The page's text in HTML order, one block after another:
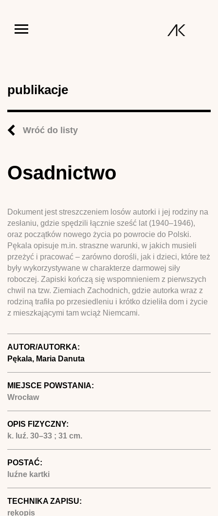
publikacje
Wróć do listy
Osadnictwo
Dokument jest streszczeniem losów autorki i jej rodziny na
zesłaniu, gdzie spędzili łącznie sześć lat (1940–1946),
oraz początków nowego życia po powrocie do Polski.
Pękala opisuje m.in. straszne warunki, w jakich musieli
przeżyć i pracować – zarówno dorośli, jak i dzieci, które też
były wykorzystywane w charakterze darmowej siły
roboczej. Zapiski kończą się wspomnieniem z pierwszych
chwil na tzw. Ziemiach Zachodnich, gdzie autorka wraz z
rodziną trafiła po przesiedleniu i krótko dzieliła dom i życie
z mieszkającymi tam wciąż Niemcami.
AUTOR/AUTORKA:
Pękala, Maria Danuta
MIEJSCE POWSTANIA:
Wrocław
OPIS FIZYCZNY:
k. luź. 30–33 ; 31 cm.
POSTAĆ:
luźne kartki
TECHNIKA ZAPISU:
rękopis